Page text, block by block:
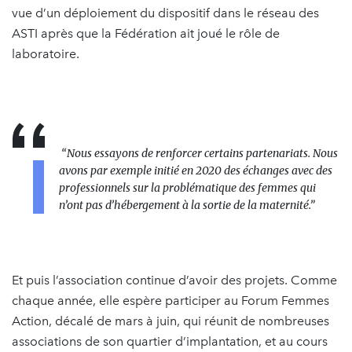
vue d’un déploiement du dispositif dans le réseau des
ASTI après que la Fédération ait joué le rôle de
laboratoire.
“Nous essayons de renforcer certains partenariats. Nous
avons par exemple initié en 2020 des échanges avec des
professionnels sur la problématique des femmes qui
n’ont pas d’hébergement à la sortie de la maternité.”
Et puis l’association continue d’avoir des projets. Comme
chaque année, elle espère participer au Forum Femmes
Action, décalé de mars à juin, qui réunit de nombreuses
associations de son quartier d’implantation, et au cours